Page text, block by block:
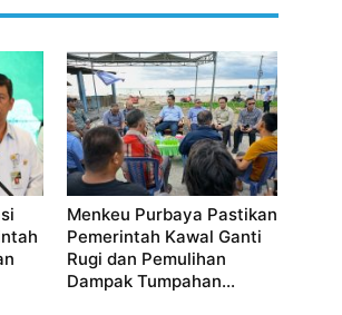
Menkeu Purbaya Pastikan
Pemerintah Kawal Ganti
Rugi dan Pemulihan
Dampak Tumpahan...